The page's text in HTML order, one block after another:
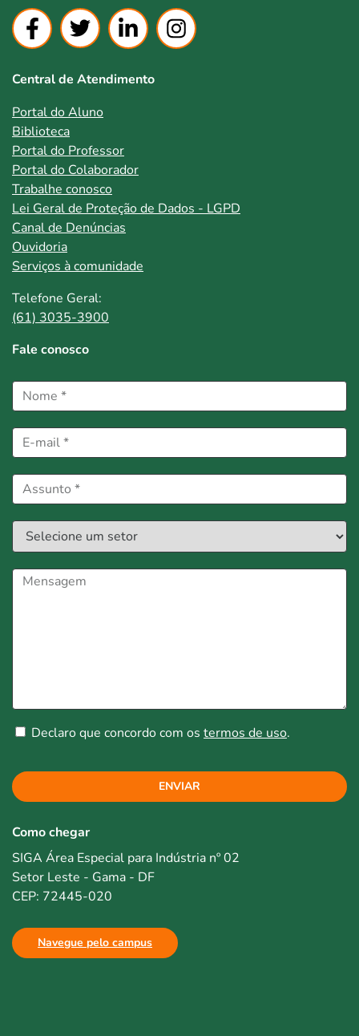
Central de Atendimento
Portal do Aluno
Biblioteca
Portal do Professor
Portal do Colaborador
Trabalhe conosco
Lei Geral de Proteção de Dados - LGPD
Canal de Denúncias
Ouvidoria
Serviços à comunidade
Telefone Geral:
(61) 3035-3900
Fale conosco
Declaro que concordo com os termos de uso.
ENVIAR
Como chegar
SIGA Área Especial para Indústria nº 02
Setor Leste - Gama - DF
CEP: 72445-020
Navegue pelo campus